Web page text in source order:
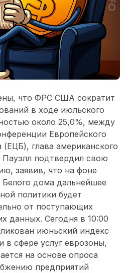
что ФРС США сократит
в ходе июльского
около 25,0%, между
Европейского
(ЕЦБ), глава американского
Пауэлл подтвердил свою
заявив, что на фоне
дома дальнейшее
политики будет
от поступающих
данных. Сегодня в 10:00
июньский индекс
в сфере услуг еврозоны,
на основе опроса
предприятий